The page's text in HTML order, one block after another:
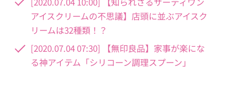
アイスクリームの不思議】店頭に並ぶアイスク
リームは32種類！？
[2020.07.04 07:30] 【無印良品】家事が楽にな
る神アイテム「シリコーン調理スプーン」